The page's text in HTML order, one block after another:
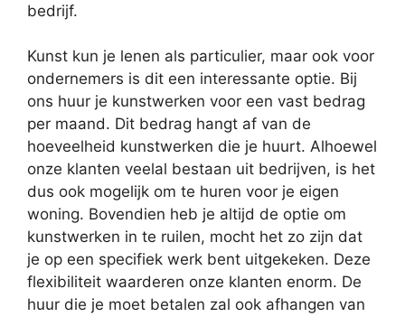
bedrijf.
Kunst kun je lenen als particulier, maar ook voor
ondernemers is dit een interessante optie. Bij
ons huur je kunstwerken voor een vast bedrag
per maand. Dit bedrag hangt af van de
hoeveelheid kunstwerken die je huurt. Alhoewel
onze klanten veelal bestaan uit bedrijven, is het
dus ook mogelijk om te huren voor je eigen
woning. Bovendien heb je altijd de optie om
kunstwerken in te ruilen, mocht het zo zijn dat
je op een specifiek werk bent uitgekeken. Deze
flexibiliteit waarderen onze klanten enorm. De
huur die je moet betalen zal ook afhangen van